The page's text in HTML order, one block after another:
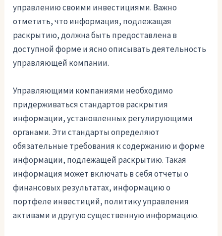
управлению своими инвестициями. Важно
отметить, что информация, подлежащая
раскрытию, должна быть предоставлена в
доступной форме и ясно описывать деятельность
управляющей компании.
Управляющими компаниями необходимо
придерживаться стандартов раскрытия
информации, установленных регулирующими
органами. Эти стандарты определяют
обязательные требования к содержанию и форме
информации, подлежащей раскрытию. Такая
информация может включать в себя отчеты о
финансовых результатах, информацию о
портфеле инвестиций, политику управления
активами и другую существенную информацию.